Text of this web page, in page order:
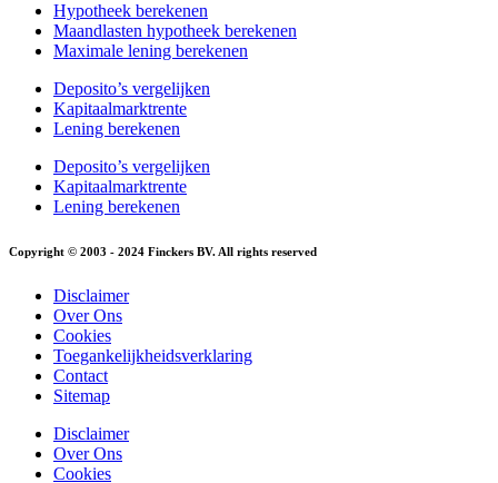
Hypotheek berekenen
Maandlasten hypotheek berekenen
Maximale lening berekenen
Deposito’s vergelijken
Kapitaalmarktrente
Lening berekenen
Deposito’s vergelijken
Kapitaalmarktrente
Lening berekenen
Copyright © 2003 - 2024 Finckers BV. All rights reserved
Disclaimer
Over Ons
Cookies
Toegankelijkheidsverklaring
Contact
Sitemap
Disclaimer
Over Ons
Cookies